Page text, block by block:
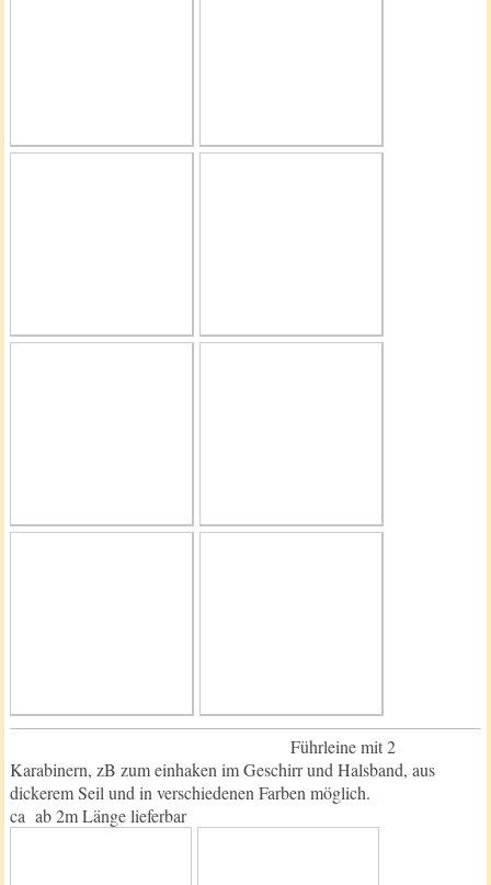
Führleine mit 2
Karabinern, zB zum einhaken im Geschirr und Halsband, aus
dickerem Seil und in verschiedenen Farben möglich.
ca ab 2m Länge lieferbar